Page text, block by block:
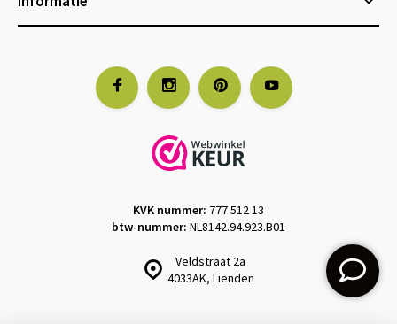
Veldstraat 2a
4033AK, Lienden
KVK nummer: 777 512 13
btw-nummer: NL8142.94.923.B01